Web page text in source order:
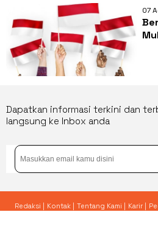
07
Dapatkan informasi terkini dan
langsung ke Inbox anda
Redaksi | Kontak | Tentang Kami | Karir |